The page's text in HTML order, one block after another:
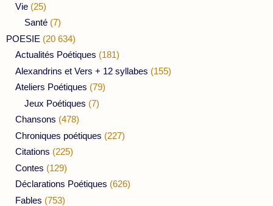
Vie (25)
Santé (7)
POESIE (20 634)
Actualités Poétiques (181)
Alexandrins et Vers + 12 syllabes (155)
Ateliers Poétiques (79)
Jeux Poétiques (7)
Chansons (478)
Chroniques poétiques (227)
Citations (225)
Contes (129)
Déclarations Poétiques (626)
Fables (753)